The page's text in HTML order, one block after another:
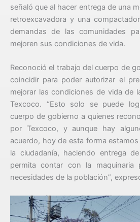
señaló que al hacer entrega de una
retroexcavadora y una
demandas de las comunidades
mejoren sus condiciones de vida.
Reconoció el trabajo del cuerpo de
coincidir para poder autorizar el
mejorar las condiciones de vida de
Texcoco. “Esto solo se puede
cuerpo de gobierno a quienes
por Texcoco, y aunque hay
acuerdo, hoy de esta forma
la ciudadanía, haciendo entrega
permita contar con la maquinaria
necesidades de la población”,